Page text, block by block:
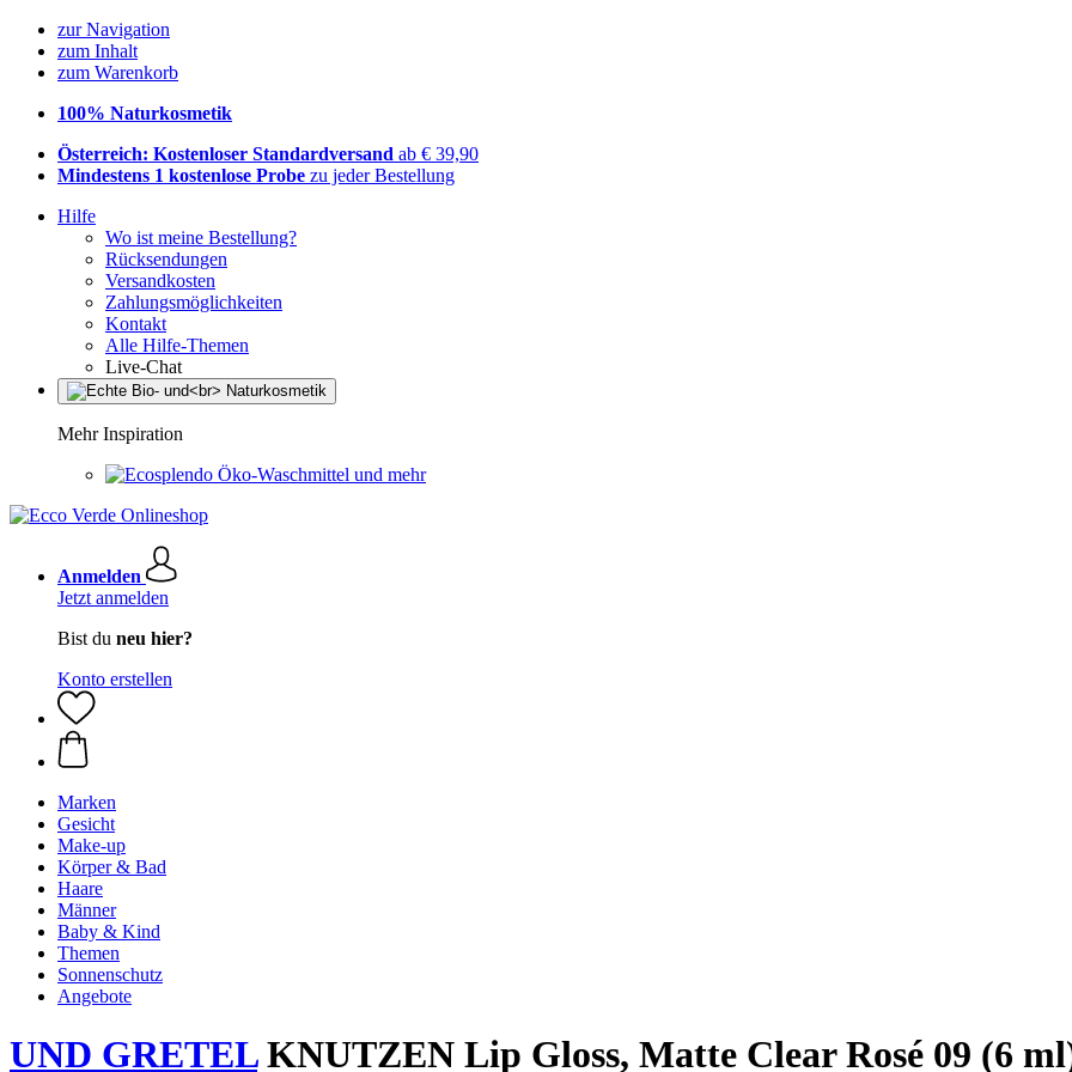
zur Navigation
zum Inhalt
zum Warenkorb
100% Naturkosmetik
Österreich: Kostenloser Standardversand ab € 39,90
Mindestens 1 kostenlose Probe zu jeder Bestellung
Hilfe
Wo ist meine Bestellung?
Rücksendungen
Versandkosten
Zahlungsmöglichkeiten
Kontakt
Alle Hilfe-Themen
Live-Chat
Mehr Inspiration
Öko-Waschmittel und mehr
Anmelden
Jetzt anmelden
Bist du neu hier?
Konto erstellen
Marken
Gesicht
Make-up
Körper & Bad
Haare
Männer
Baby & Kind
Themen
Sonnenschutz
Angebote
UND GRETELKNUTZEN Lip Gloss, Matte Clear Rosé 09 (6